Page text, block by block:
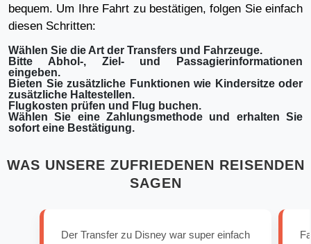
bequem. Um Ihre Fahrt zu bestätigen, folgen Sie einfach
diesen Schritten:
Wählen Sie die Art der Transfers und Fahrzeuge.
Bitte Abhol-, Ziel- und Passagierinformationen
eingeben.
Bieten Sie zusätzliche Funktionen wie Kindersitze oder
zusätzliche Haltestellen.
Flugkosten prüfen und Flug buchen.
Wählen Sie eine Zahlungsmethode und erhalten Sie
sofort eine Bestätigung.
WAS UNSERE ZUFRIEDENEN REISENDEN
SAGEN
Der Transfer zu Disney war super einfach